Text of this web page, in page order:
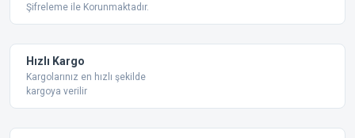
Şifreleme ile Korunmaktadır.
Hızlı Kargo
Kargolarınız en hızlı şekilde
kargoya verilir